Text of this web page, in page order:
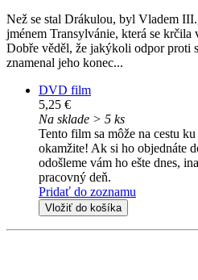
Než se stal Drákulou, byl Vladem
jménem Transylvánie, která se krčila
Dobře věděl, že jakýkoli odpor proti
znamenal jeho konec...
DVD film
5,25 €
Na sklade > 5 ks
Tento film sa môže na cestu
okamžite! Ak si ho objednáte
odošleme vám ho ešte dnes,
pracovný deň.
Pridať do zoznamu
Vložiť do košíka